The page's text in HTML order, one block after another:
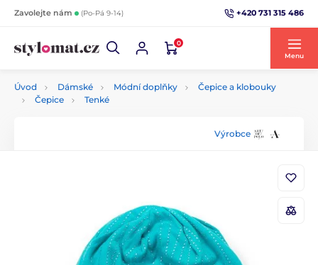
Zavolejte nám (Po-Pá 9-14) +420 731 315 486
0
Menu
Úvod Dámské Módní doplňky
Čepice a klobouky
Čepice
Tenké
Výrobce